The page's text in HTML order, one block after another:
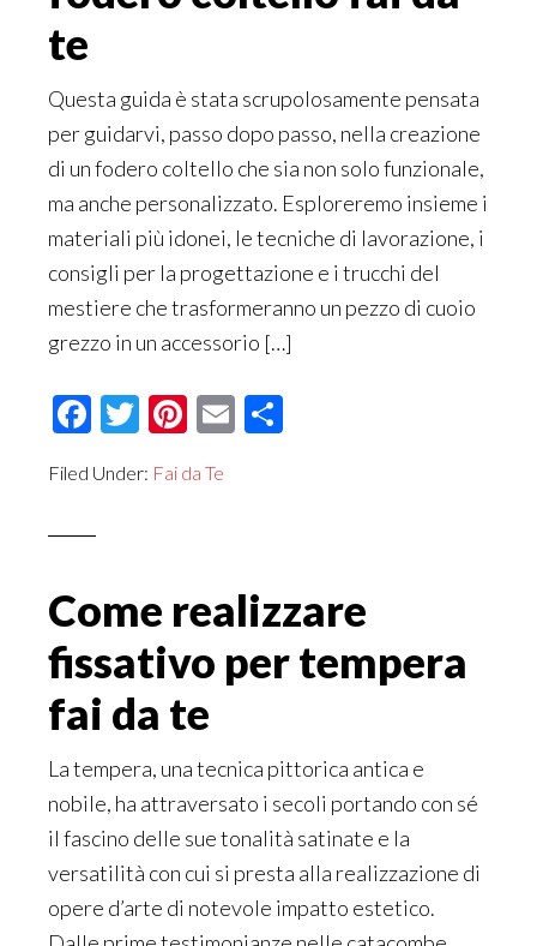
te
Questa guida è stata scrupolosamente pensata
per guidarvi, passo dopo passo, nella creazione
di un fodero coltello che sia non solo funzionale,
ma anche personalizzato. Esploreremo insieme i
materiali più idonei, le tecniche di lavorazione, i
consigli per la progettazione e i trucchi del
mestiere che trasformeranno un pezzo di cuoio
grezzo in un accessorio […]
Facebook
Twitter
Pinterest
Email
Filed Under: Fai da Te
Come realizzare
fissativo per tempera
fai da te
La tempera, una tecnica pittorica antica e
nobile, ha attraversato i secoli portando con sé
il fascino delle sue tonalità satinate e la
versatilità con cui si presta alla realizzazione di
opere d’arte di notevole impatto estetico.